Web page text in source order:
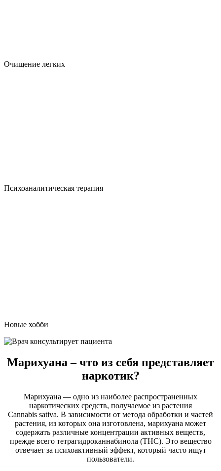
Очищение легких
Психоаналитическая терапия
Новые хобби
Марихуана – что из себя представляет
наркотик?
Марихуана — одно из наиболее распространенных
наркотических средств, получаемое из растения
Cannabis sativa. В зависимости от метода обработки и частей
растения, из которых она изготовлена, марихуана может
содержать различные концентрации активных веществ,
прежде всего тетрагидроканнабинола (THC). Это вещество
отвечает за психоактивный эффект, который часто ищут
пользователи.